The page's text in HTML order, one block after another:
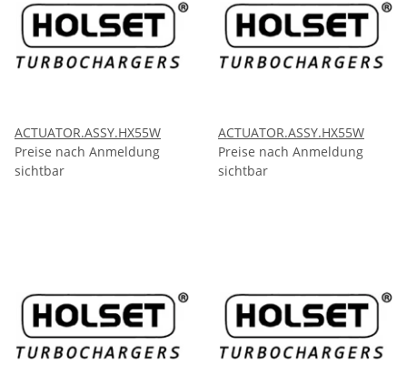
ACTUATOR.ASSY.HX55W
Preise nach Anmeldung
sichtbar
ACTUATOR.ASSY.HX55W
Preise nach Anmeldung
sichtbar